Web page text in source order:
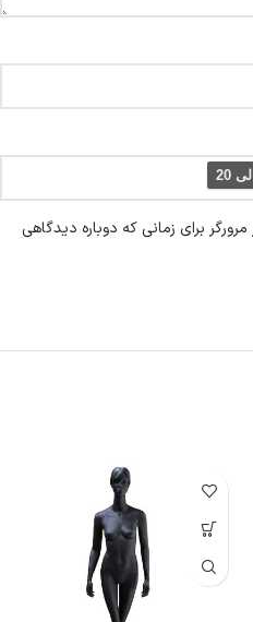
برای زمانی که دوباره دیدگاهی